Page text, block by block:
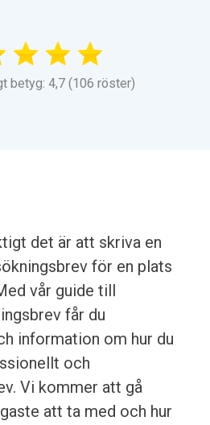
betyg: 4,7 (106 röster)
det är att skriva en
för en plats
vår guide till
får du
information om hur du
och
Vi kommer att gå
att ta med och hur